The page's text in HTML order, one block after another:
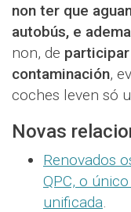
non ter que
autobús, e
non, de
contaminación,
coches leven só
Novas
Renovados
QPC, o
unificada.